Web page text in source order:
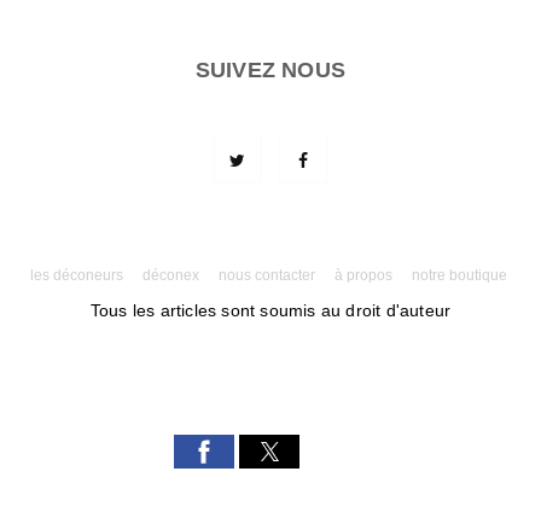
SUIVEZ NOUS
les déconeurs déconex nous contacter à propos notre boutique
Tous les articles sont soumis au droit d'auteur